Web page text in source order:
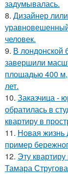
задумывалась.
8. Дизайнер
человек.
9. В лондонской
завершили
площадью 400 м,
лет.
10. Заказчица -
обратилась в
квартиру в
11. Новая жизнь
пример
12. Эту
Тамара